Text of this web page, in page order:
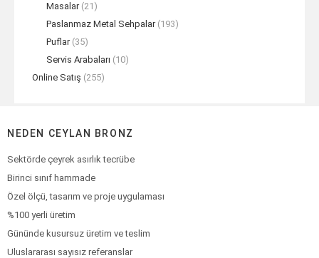
Masalar (21)
Paslanmaz Metal Sehpalar (193)
Puflar (35)
Servis Arabaları (10)
Online Satış (255)
NEDEN CEYLAN BRONZ
Sektörde çeyrek asırlık tecrübe
Birinci sınıf hammade
Özel ölçü, tasarım ve proje uygulaması
%100 yerli üretim
Gününde kusursuz üretim ve teslim
Uluslararası sayısız referanslar